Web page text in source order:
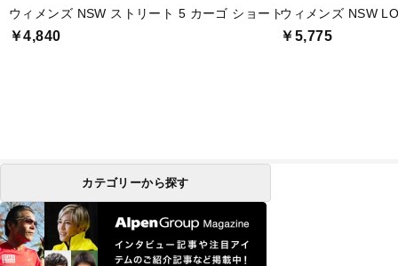
ウィメンズ NSW ストリート 5 カーゴ ショート
￥4,840
ウィメンズ NSW
￥5,775
カテゴリーから探す